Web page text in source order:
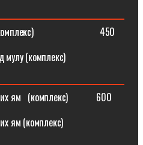
(комплекс) ⠀⠀⠀⠀⠀⠀⠀⠀⠀450
мулу (комплекс)
ям⠀(комплекс)⠀⠀⠀⠀600
ям (комплекс)⠀